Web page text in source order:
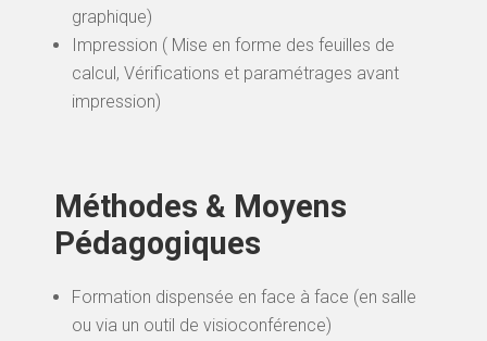
graphique)
Impression ( Mise en forme des feuilles de
calcul, Vérifications et paramétrages avant
impression)
Méthodes & Moyens
Pédagogiques
Formation dispensée en face à face (en salle
ou via un outil de visioconférence)